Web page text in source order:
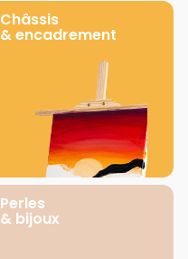
Châssis
& encadrement
Perles
& bijoux